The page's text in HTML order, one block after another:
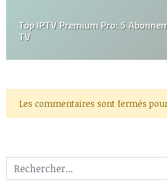
Top IPTV Premium Pro: 5
TV
Les commentaires sont fermés